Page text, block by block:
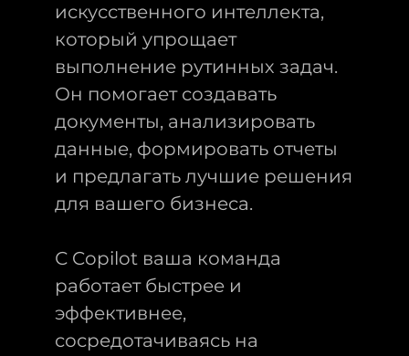
искусственного интеллекта,
который упрощает
выполнение рутинных задач.
Он помогает создавать
документы, анализировать
данные, формировать отчеты
и предлагать лучшие решения
для вашего бизнеса.
С Copilot ваша команда
работает быстрее и
эффективнее,
сосредотачиваясь на